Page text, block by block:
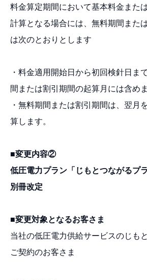
料金算定期間において基本料金また
計算となる場合には、無料期間また
は次のとおりとします
・料金適用開始日から初回検針日ま
間または割引期間の起算月には含めま
・無料期間または割引期間は、翌月
算します。
■変更内容②
低圧電力プラン「じもとつながるプ
別冊改定
■変更対象となるお客さま
当社の低圧電力供給サービスのじも
ご契約のお客さま